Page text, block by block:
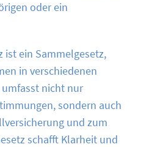
oder ein
ist ein Sammelgesetz,
in verschiedenen
umfasst nicht nur
sondern auch
und zum
schafft Klarheit und